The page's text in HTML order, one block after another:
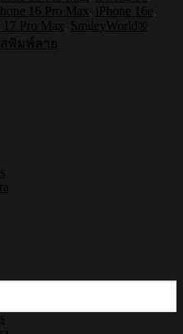
16 Pro Max iPhone 16e
17 Pro Max
SmileyWorld®
สพิมพ์ลาย